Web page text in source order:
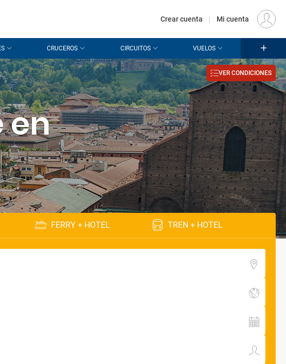
EUR
Crear cuenta | Mi cuenta
CRUCEROS CIRCUITOS VUELOS
en
VER CONDICIONES
FERRY + HOTEL TREN + HOTEL